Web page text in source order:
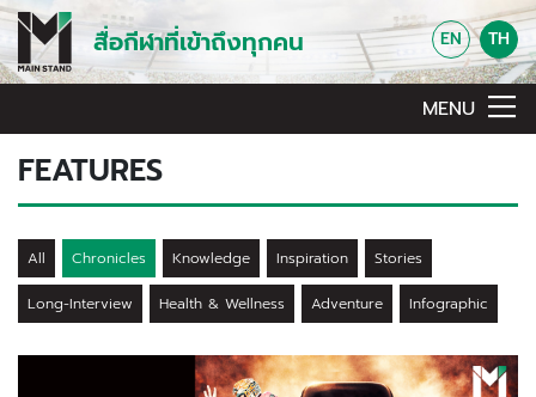
สื่อกีฬาที่เข้าถึงทุกคน EN TH
MENU
FEATURES
All Chronicles Knowledge Inspiration Stories
Long-Interview Health & Wellness Adventure Infographic